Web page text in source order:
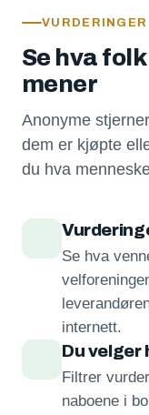
VURDERINGER
Se hva
mener
Anonyme
dem er kjøpte
du hva
Se hva
internett.
Du velger
Filtrer
naboene i